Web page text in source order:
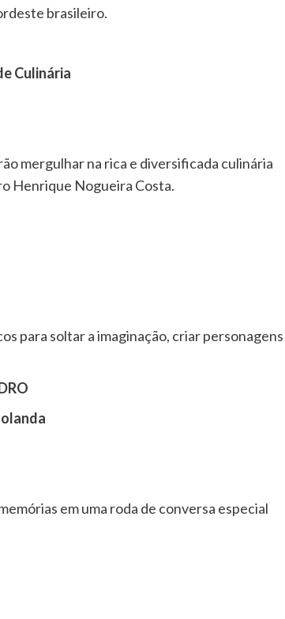
brasileiro.
Culinária
mergulhar na rica e diversificada culinária
Henrique Nogueira Costa.
para soltar a imaginação, criar personagens
em uma roda de conversa especial